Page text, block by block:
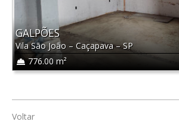
GALPÕES
Vila São João – Caçapava–SP
776.00 m²
Voltar